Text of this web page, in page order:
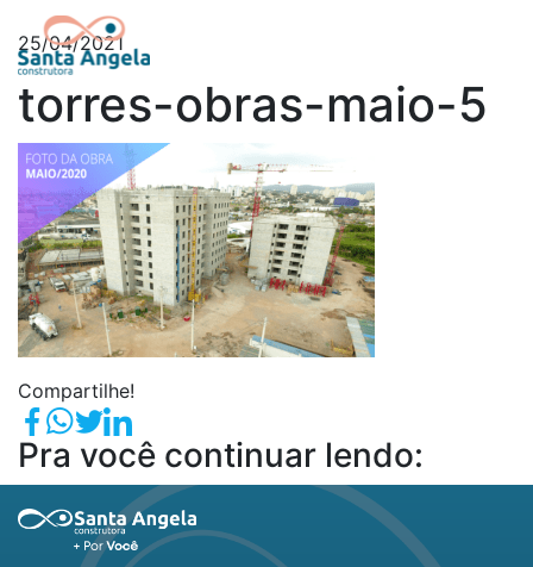
25/04/2021
torres-obras-maio-5
Compartilhe!
Pra você continuar lendo: